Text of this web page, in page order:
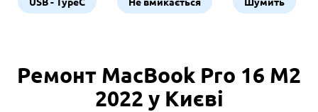
Ремонт MacBook Pro 16 M2
2022 у Києві